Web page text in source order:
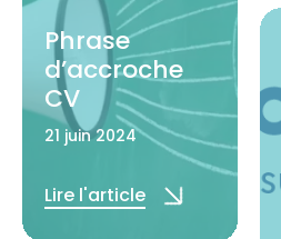
Phrase
d’accroche
CV
21 juin 2024
Lire l'article